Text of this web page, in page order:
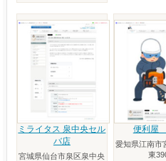
ミライタス 泉中央セル
バ店
宮城県仙台市泉区泉中央
便利屋
愛知県江南市
東